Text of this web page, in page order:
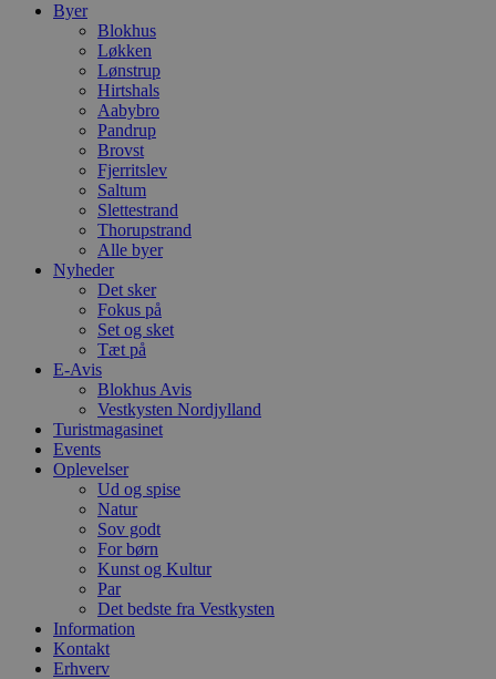
Byer
Blokhus
Løkken
Lønstrup
Hirtshals
Aabybro
Pandrup
Brovst
Fjerritslev
Saltum
Slettestrand
Thorupstrand
Alle byer
Nyheder
Det sker
Fokus på
Set og sket
Tæt på
E-Avis
Blokhus Avis
Vestkysten Nordjylland
Turistmagasinet
Events
Oplevelser
Ud og spise
Natur
Sov godt
For børn
Kunst og Kultur
Par
Det bedste fra Vestkysten
Information
Kontakt
Erhverv